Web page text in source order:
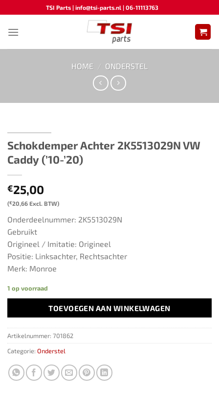
naar
inhoud
TSI Parts | info@tsi-parts.nl | 06-11113763
HOME / ONDERSTEL
Schokdemper Achter 2K5513029N VW
Caddy (’10-’20)
€25,00
(€20,66 Excl. BTW)
Onderdeelnummer: 2K5513029N
Gebruikt
Origineel / Imitatie: Origineel
Positie: Linksachter, Rechtsachter
Merk: Monroe
1 op voorraad
TOEVOEGEN AAN WINKELWAGEN
Artikelnummer: 701862
Categorie: Onderstel